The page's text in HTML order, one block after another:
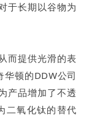
于长期以谷物为
而提供光滑的表
顿的DDW公司
产品增加了不透
二氧化钛的替代